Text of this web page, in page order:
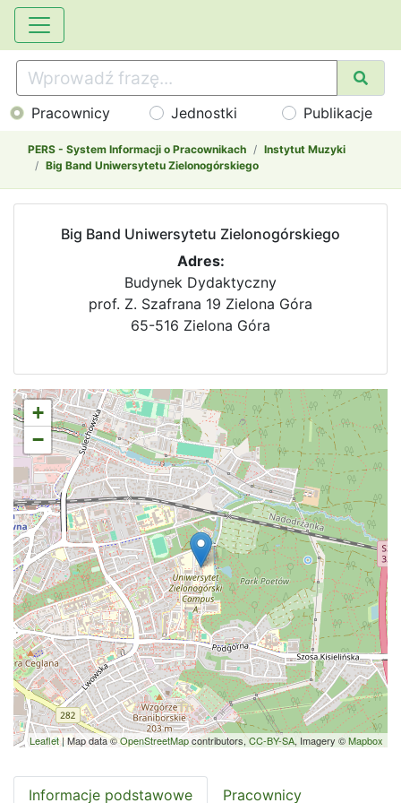
Pracownicy Jednostki Publikacje
PERS - System Informacji o Pracownikach
Instytut Muzyki
Big Band Uniwersytetu Zielonogórskiego
Big Band Uniwersytetu Zielonogórskiego
Adres:
Budynek Dydaktyczny
prof. Z. Szafrana 19 Zielona Góra
65-516 Zielona Góra
+
−
Leaflet| Map data ©OpenStreetMapcontributors, CC-BY-SA, Imagery ©Mapbox
Informacje podstawowe Pracownicy